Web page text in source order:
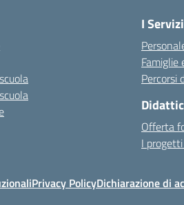
I Servizi
Famiglie
Percorsi
Offerta
I
Privacy PolicyDichiarazione di